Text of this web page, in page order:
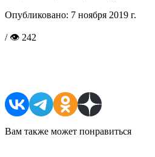
Опубликовано: 7 ноября 2019 г.
/ 👁 242
Вам также может понравиться